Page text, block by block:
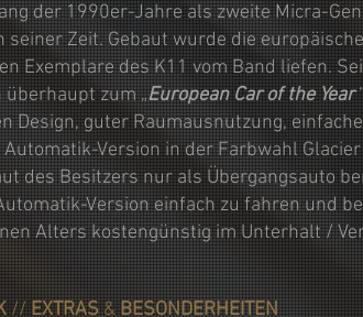
der 1990er-Jahre als zweite Micra-
seiner Zeit. Gebaut wurde die
Exemplare des K11 vom Band liefen.
zum „European Car of the Year
Design, guter Raumausnutzung,
Version in der Farbwahl
des Besitzers nur als Übergangsauto
Version einfach zu fahren und
Alters kostengünstig im Unterhalt /
// EXTRAS& BESONDERHEITEN